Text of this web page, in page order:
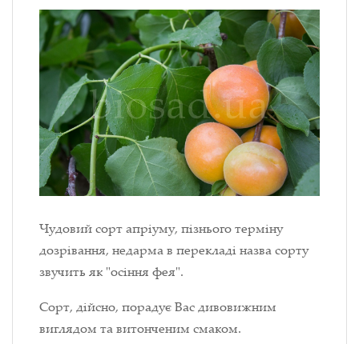
Чудовий сорт апріуму, пізнього терміну
дозрівання, недарма в перекладі назва сорту
звучить як "осіння фея".
Сорт, дійсно, порадує Вас дивовижним
виглядом та витонченим смаком.